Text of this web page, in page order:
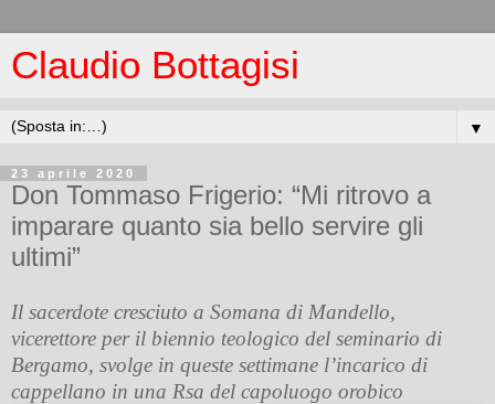
Claudio Bottagisi
▼
23 aprile 2020
Don Tommaso Frigerio: “Mi ritrovo a
imparare quanto sia bello servire gli
ultimi”
Il sacerdote cresciuto a Somana di Mandello,
vicerettore per il biennio teologico del seminario di
Bergamo, svolge in queste settimane l’incarico di
cappellano in una Rsa del capoluogo orobico